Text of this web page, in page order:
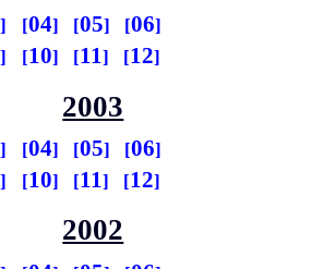
04 05
06
10 11 12
2003
04 05
06
10 11 12
2002